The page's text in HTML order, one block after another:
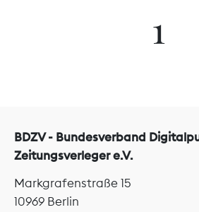
1
BDZV - Bundesverband
Zeitungsverleger e.V.
Markgrafenstraße 15
10969 Berlin